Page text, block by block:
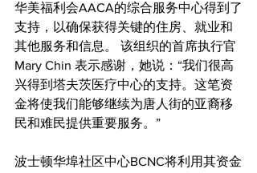
华美福利会AACA的综合服务中心得到了
支持，以确保获得关键的住房、就业和
其他服务和信息。 该组织的首席执行官
Mary Chin 表示感谢，她说：“我们很高
兴得到塔夫茨医疗中心的支持。这笔资
金将使我们能够继续为唐人街的亚裔移
民和难民提供重要服务。”
波士顿华埠社区中心BCNC将利用其资金